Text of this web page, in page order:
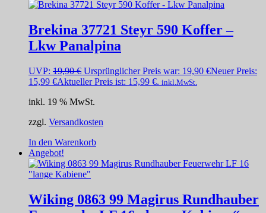
Brekina 37721 Steyr 590 Koffer –
Lkw Panalpina
UVP: 19,90€ Ursprünglicher Preis war: 19,90 €Neuer Preis:
15,99 €Aktueller Preis ist: 15,99 €. inkl.MwSt.
inkl. 19 % MwSt.
zzgl. Versandkosten
In den Warenkorb
Angebot!
Wiking 0863 99 Magirus Rundhauber